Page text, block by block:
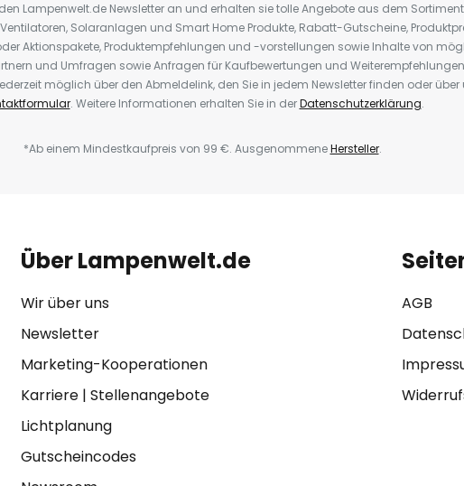
Lampenwelt.de Newsletter an und erhalten sie tolle Angebote aus dem
Solaranlagen und Smart Home Produkte, Rabatt-Gutscheine,
Aktionspakete, Produktempfehlungen und -vorstellungen sowie Inhalte von
und Umfragen sowie Anfragen für Kaufbewertungen und
möglich über den Abmeldelink, den Sie in jedem Newsletter finden oder über
. Weitere Informationen erhalten Sie in derDatenschutzerklärung.
*Ab einem Mindestkaufpreis von 99 €. AusgenommeneHersteller.
Über Lampenwelt.de
Wir über uns
Newsletter
Marketing-Kooperationen
Karriere| Stellenangebote
Lichtplanung
Gutscheincodes
AGB